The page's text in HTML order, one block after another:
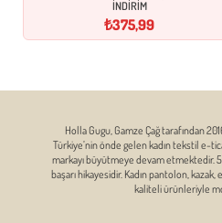
İNDİRİM
₺375,99
Holla Gugu, Gamze Çağ tarafından
Türkiye’nin önde gelen kadın tekstil e-
markayı büyütmeye devam etmektedir.
başarı hikayesidir. Kadın pantolon,
kaliteli ürünleriyle